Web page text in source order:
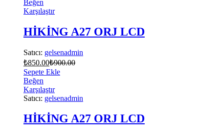
Beğen
Karşılaştır
HİKİNG A27 ORJ LCD
Satıcı: gelsenadmin
₺850.00₺900.00
Sepete Ekle
Beğen
Karşılaştır
Satıcı: gelsenadmin
HİKİNG A27 ORJ LCD